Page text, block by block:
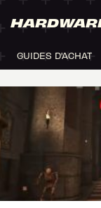
GUIDES D'ACHAT